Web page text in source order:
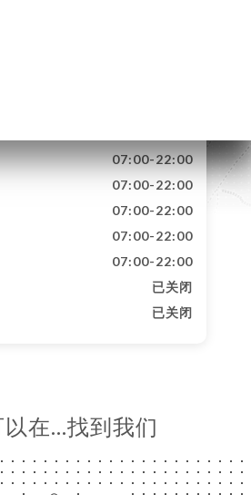
07:00-22:00
07:00-22:00
07:00-22:00
07:00-22:00
07:00-22:00
已关闭
已关闭
以在…找到我们